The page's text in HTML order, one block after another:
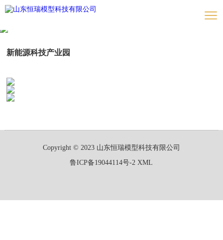
新能源科技产业园
Copyright © 2023 山东恒瑞模型科技有限公司
鲁ICP备19044114号-2 XML